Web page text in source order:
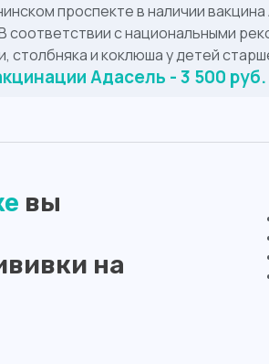
Адасель - 3 500 руб.
проспекте в наличии
соответствии с национальными
столбняка и коклюша у детей
вы
на